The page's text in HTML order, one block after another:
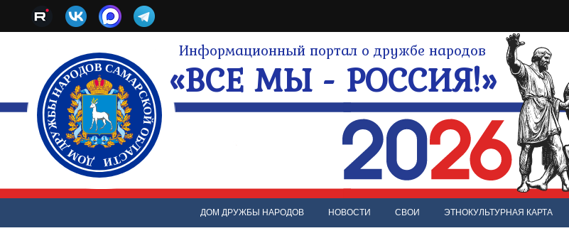
Информационный портал о дружбе народов
«ВСЕ МЫ - РОССИЯ!»
ДОМ ДРУЖБЫ НАРОДОВ НОВОСТИ СВОИ ЭТНОКУЛЬТУРНАЯ КАРТА